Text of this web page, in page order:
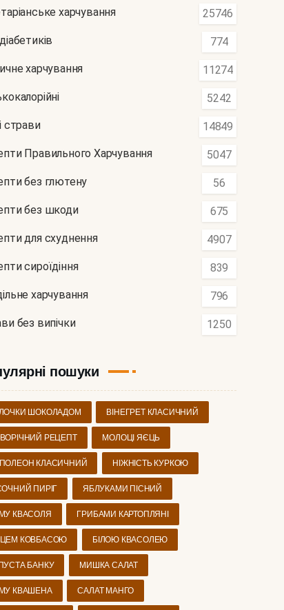
харчування 25746
774
харчування 11274
5242
страви 14849
Правильного Харчування 5047
без глютену 56
без шкоди 675
для схуднення 4907
сироїдіння 839
харчування 796
без випічки 1250
пошуки
ШОКОЛАДОМ ВІНЕГРЕТ КЛАСИЧНИЙ
РЕЦЕПТ МОЛОЦІ ЯЄЦЬ
КЛАСИЧНИЙ НІЖНІСТЬ КУРКОЮ
ПИРІГ ЯБЛУКАМИ ПІСНИЙ
КВАСОЛЯ ГРИБАМИ КАРТОПЛЯНІ
КОВБАСОЮ БІЛОЮ КВАСОЛЕЮ
БАНКУ МИШКА САЛАТ
КВАШЕНА САЛАТ МАНГО